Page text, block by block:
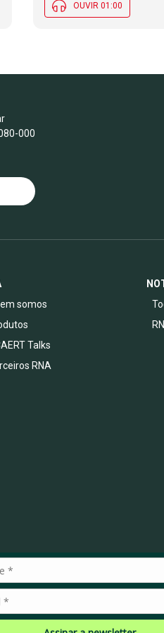
OUVIR 01:00
000
somos
Talks
RNA